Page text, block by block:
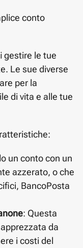
conto
gestire le tue
Le sue diverse
per la
di vita e alle tue
un conto con un
azzerato, o che
BancoPosta
: Questa
da
i costi del